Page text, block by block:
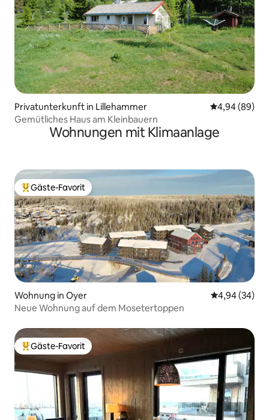
Privatunterkunft in Lillehammer
4,94 (89)
Gemütliches Haus am Kleinbauern
Wohnungen mit Klimaanlage
Beliebter Gäste-Favorit.
Gäste-Favorit
Wohnung in Oyer
4,94 (34)
Neue Wohnung auf dem Mosetertoppen
Beliebter Gäste-Favorit.
Gäste-Favorit